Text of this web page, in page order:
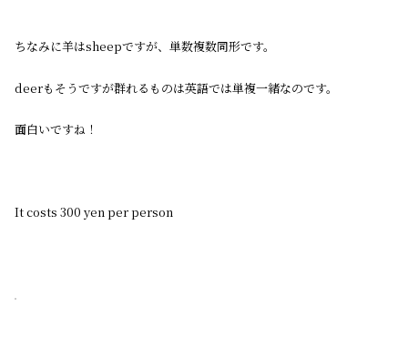
ちなみに羊はsheepですが、単数複数同形です。
deerもそうですが群れるものは英語では単複一緒なのです。
面白いですね！
It costs 300 yen per person